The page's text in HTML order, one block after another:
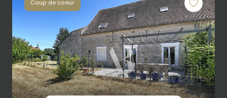
DE
IMMOBILIER
PROFESSIONEL
DIVERS
ACTUALITES
RECRUTEMENT
Coup de coeur